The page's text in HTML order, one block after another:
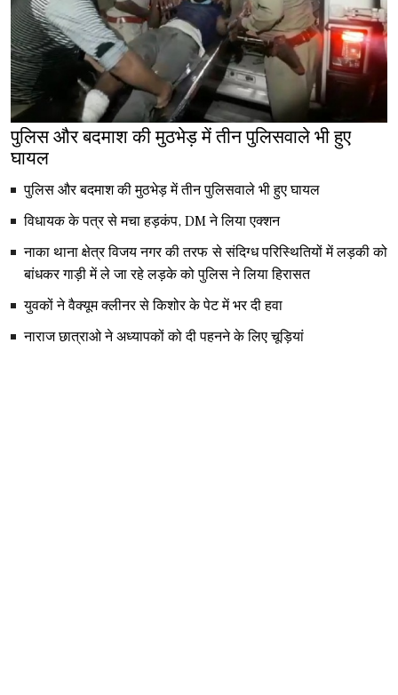
पुलिस और बदमाश की मुठभेड़ में तीन पुलिसवाले भी हुए
घायल
पुलिस और बदमाश की मुठभेड़ में तीन पुलिसवाले भी हुए घायल
विधायक के पत्र से मचा हड़कंप, DM ने लिया एक्शन
नाका थाना क्षेत्र विजय नगर की तरफ से संदिग्ध परिस्थितियों में लड़की को
बांधकर गाड़ी में ले जा रहे लड़के को पुलिस ने लिया हिरासत
युवकों ने वैक्यूम क्लीनर से किशोर के पेट में भर दी हवा
नाराज छात्राओ ने अध्यापकों को दी पहनने के लिए चूड़ियां